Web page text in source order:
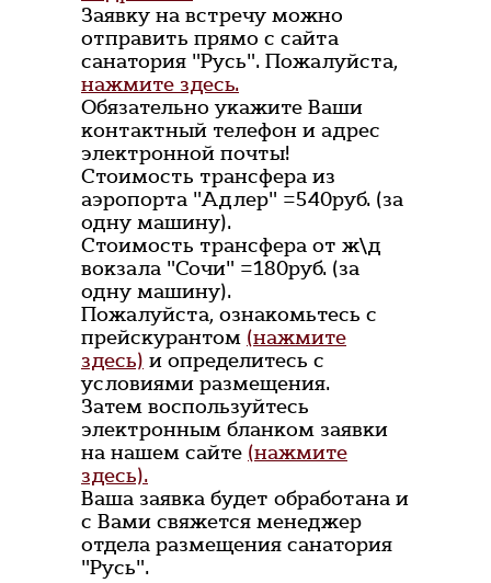
Заявку на встречу можно
отправить прямо с сайта
санатория "Русь". Пожалуйста,
нажмите здесь.
Обязательно укажите Ваши
контактный телефон и адрес
электронной почты!
Стоимость трансфера из
аэропорта "Адлер" =540руб. (за
одну машину).
Стоимость трансфера от ж\д
вокзала "Сочи" =180руб. (за
одну машину).
Пожалуйста, ознакомьтесь с
прейскурантом (нажмите
здесь) и определитесь с
условиями размещения.
Затем воспользуйтесь
электронным бланком заявки
на нашем сайте (нажмите
здесь).
Ваша заявка будет обработана и
с Вами свяжется менеджер
отдела размещения санатория
"Русь".